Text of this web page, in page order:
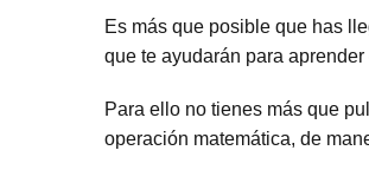
Es más que posible que has
que te ayudarán para
Para ello no tienes más que
operación matemática, de